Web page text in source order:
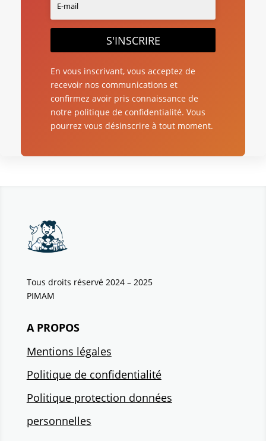
S'INSCRIRE
En vous inscrivant, vous acceptez de
recevoir nos communications et
confirmez avoir pris connaissance de
notre politique de confidentialité. Vous
pourrez vous désinscrire à tout moment.
Tous droits réservé 2024 – 2025
PIMAM
A PROPOS
Mentions légales
Politique de confidentialité
Politique protection données
personnelles